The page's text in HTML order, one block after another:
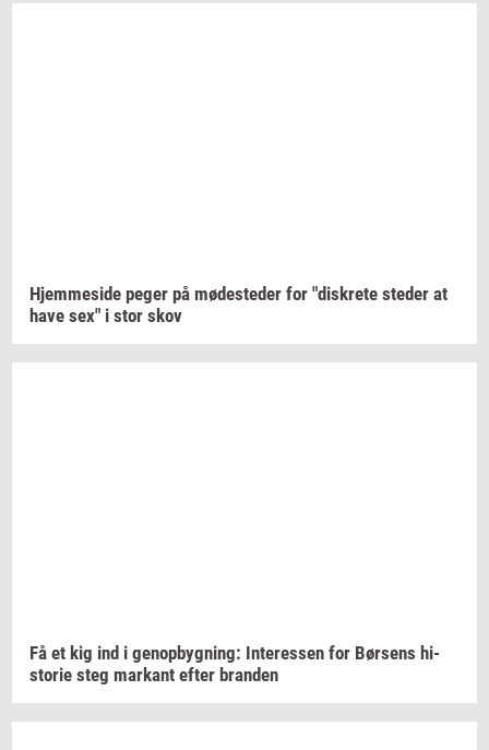
Hjem­mesi­de peger på mø­de­ste­der for "diskre­te ste­der at
have sex" i stor skov
Få et kig ind i genop­byg­ning: In­ter­es­sen for Bør­sens hi­
sto­rie steg mar­kant efter bran­den